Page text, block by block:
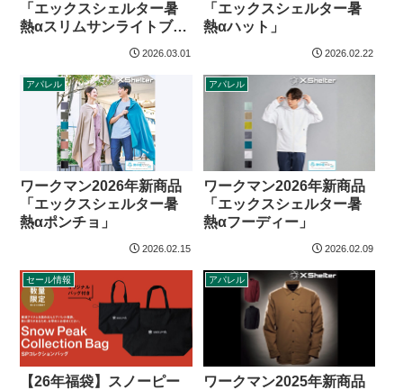
「エックスシェルター暑
熱αスリムサンライトブロ
2026.03.01
「エックスシェルター暑
熱αハット」
2026.02.22
アパレル
ワークマン2026年新商品
「エックスシェルター暑
熱αポンチョ」
2026.02.15
アパレル
ワークマン2026年新商品
「エックスシェルター暑
熱αフーディー」
2026.02.09
セール情報
【26年福袋】スノーピー
アパレル
ワークマン2025年新商品